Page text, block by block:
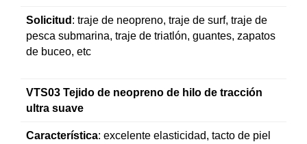
Solicitud : traje de neopreno, traje de surf, traje de
pesca submarina, traje de triatlón, guantes, zapatos
de buceo, etc
VTS03 Tejido de neopreno de hilo de tracción
ultra suave
Característica: excelente elasticidad, tacto de piel